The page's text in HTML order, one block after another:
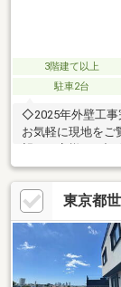
3階建て以上
駐車2台
◇2025年外壁工
お気軽に現地をご
専用フリーダイ
東京都